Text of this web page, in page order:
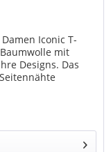
Iconic T-
mit
Designs. Das